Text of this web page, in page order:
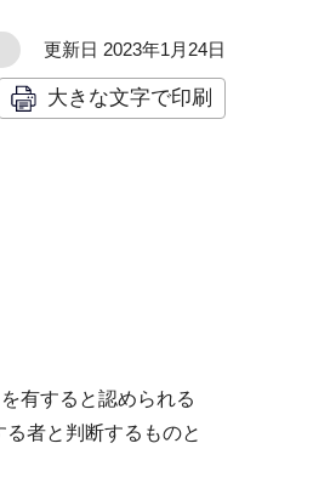
更新日 2023年1月24日
大きな文字で印刷
有すると認められる
者と判断するものと